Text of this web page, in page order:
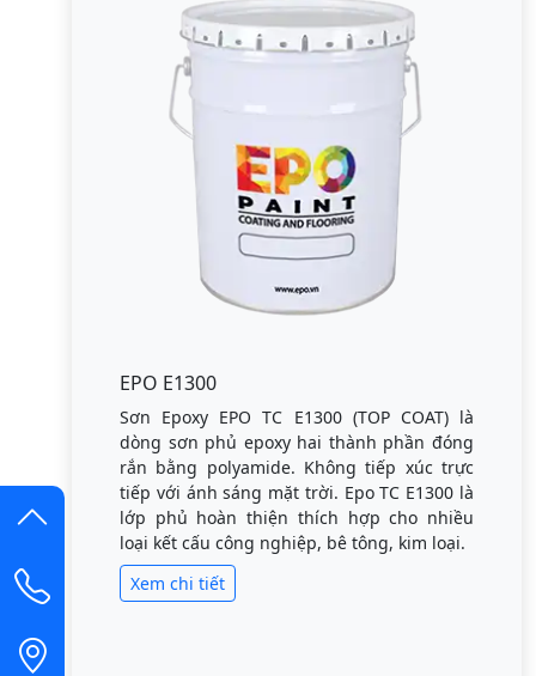
EPO E1300
Sơn Epoxy EPO TC E1300 (TOP COAT) là
dòng sơn phủ epoxy hai thành phần đóng
rắn bằng polyamide. Không tiếp xúc trực
tiếp với ánh sáng mặt trời. Epo TC E1300 là
lớp phủ hoàn thiện thích hợp cho nhiều
loại kết cấu công nghiệp, bê tông, kim loại.
Xem chi tiết